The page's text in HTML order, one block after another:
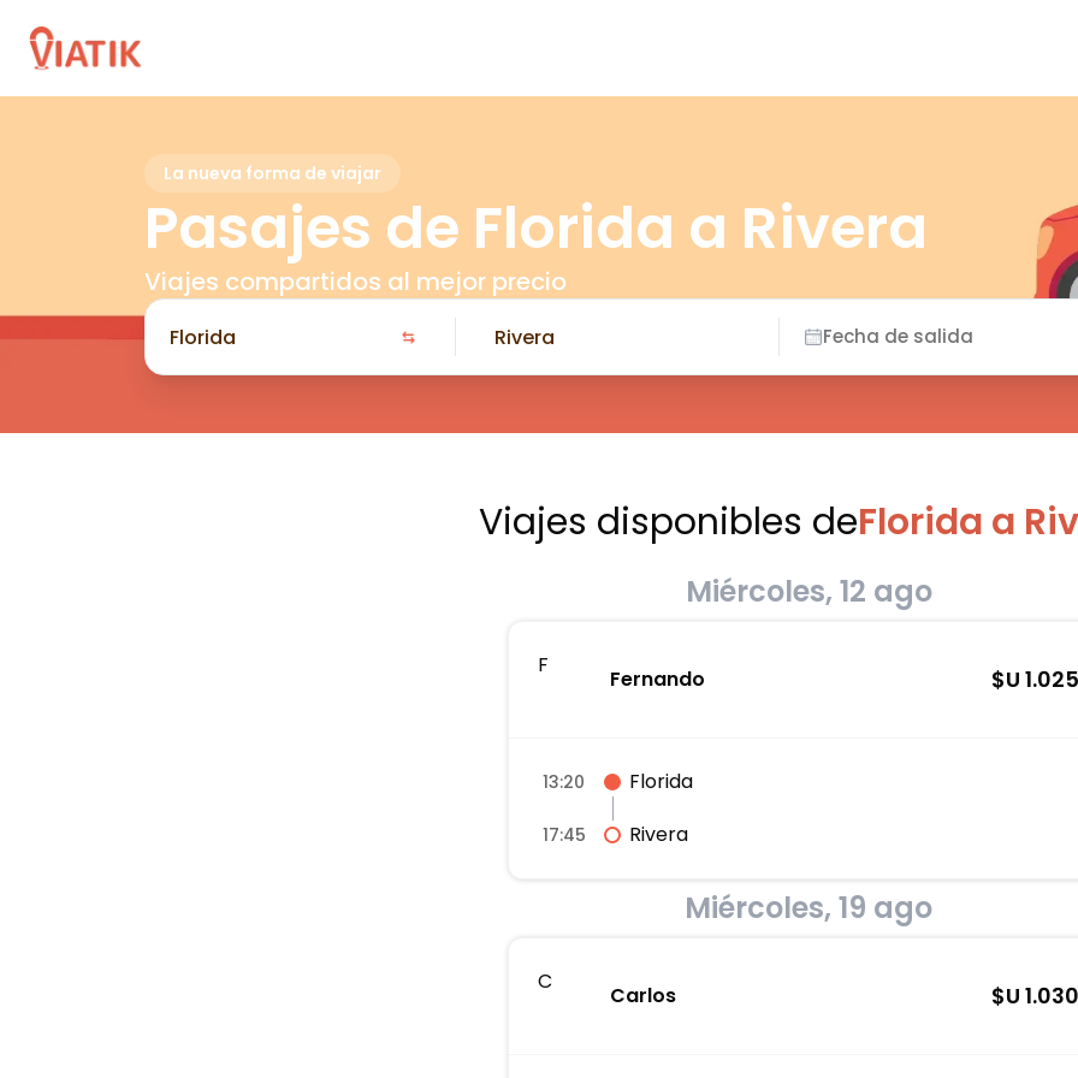
La nueva forma de viajar
Pasajes de Florida a Rivera
Viajes compartidos al mejor precio
Fecha de salida
Viajes disponibles deFlorida a
Miércoles, 12 ago
F
Fernando $U 1.025
13:20 Florida
17:45 Rivera
Miércoles, 19 ago
C
Carlos $U 1.030